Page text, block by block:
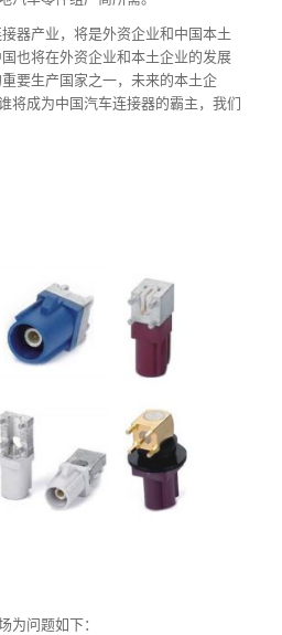
器产业，将是外资企业和中国本土
也将在外资企业和本土企业的发展
要生产国家之一，未来的本土企
将成为中国汽车连接器的霸主，我们
为问题如下：